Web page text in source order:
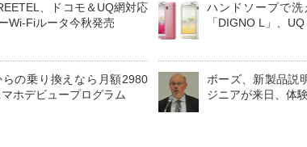
、ドコモ＆UQ網対応
Wi-Fiルータ今秋発売
ハンドソープで洗
「DIGNO L」、
の乗り換えなら月額2980
ホデビュープログラム
ボーズ、新製品説
ジニアが来日、体